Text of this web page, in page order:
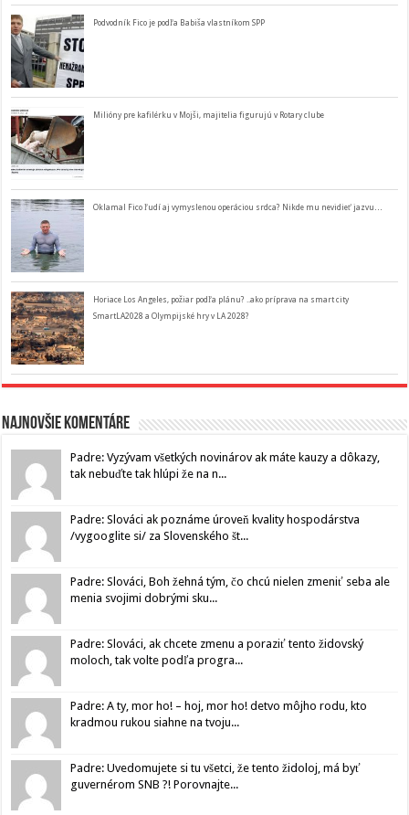
Podvodník Fico je podľa Babiša vlastníkom SPP
Milióny pre kafilérku v Mojši, majitelia figurujú v Rotary clube
Oklamal Fico ľudí aj vymyslenou operáciou srdca? Nikde mu nevidieť jazvu…
Horiace Los Angeles, požiar podľa plánu? ..ako príprava na smart city
SmartLA2028 a Olympijské hry v LA 2028?
Najnovšie komentáre
Padre: Vyzývam všetkých novinárov ak máte kauzy a dôkazy,
tak nebuďte tak hlúpi že na n...
Padre: Slováci ak poznáme úroveň kvality hospodárstva
/vygooglite si/ za Slovenského št...
Padre: Slováci, Boh žehná tým, čo chcú nielen zmeniť seba ale
menia svojimi dobrými sku...
Padre: Slováci, ak chcete zmenu a poraziť tento židovský
moloch, tak volte podľa progra...
Padre: A ty, mor ho! – hoj, mor ho! detvo môjho rodu, kto
kradmou rukou siahne na tvoju...
Padre: Uvedomujete si tu všetci, že tento židoloj, má byť
guvernérom SNB ?! Porovnajte...